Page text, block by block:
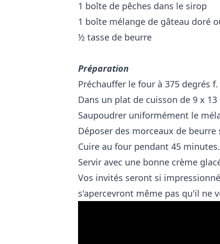
1 boîte de pêches dans le sirop
1 boîte mélange de gâteau doré
½ tasse de beurre
Préparation
Préchauffer le four à 375 degrés f.
Dans un plat de cuisson de 9 x
Saupoudrer uniformément le
Déposer des morceaux de beurre
Cuire au four pendant 45 minutes.
Servir avec une bonne crème
Vos invités seront si
s'apercevront même pas qu'il ne